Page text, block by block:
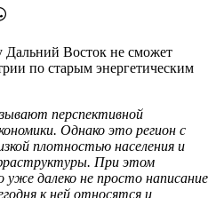
Дальний Восток не сможет
по старым энергетическим
перспективной
Однако это регион с
плотностью населения и
При этом
далеко не просто написание
к ней относятся и